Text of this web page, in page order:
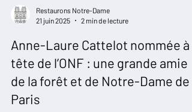
Restaurons Notre-Dame
21 juin 2025
2 min de lecture
Anne-Laure Cattelot nommée à
tête de l’ONF : une grande amie